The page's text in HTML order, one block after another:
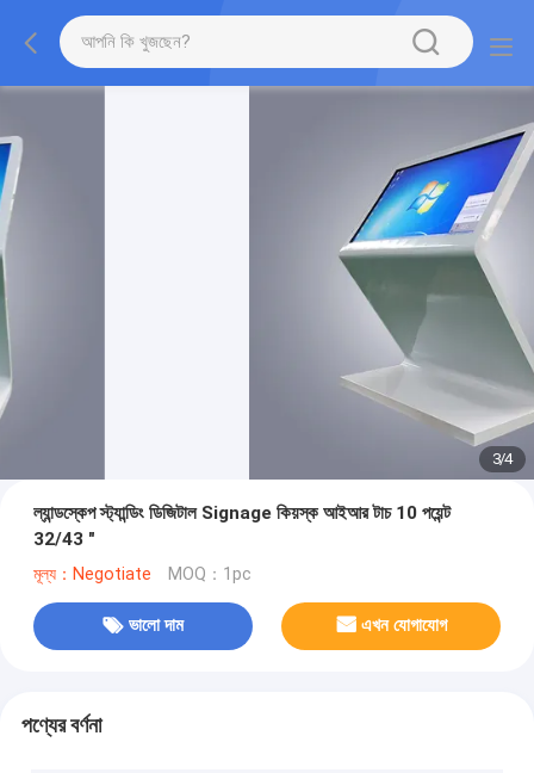
3/4
ল্যান্ডস্কেপ স্ট্যান্ডিং ডিজিটাল Signage কিয়স্ক আইআর টাচ 10 পয়েন্ট
32/43 "
মূল্য：Negotiate MOQ：1pc
ভালো দাম এখন যোগাযোগ
পণ্যের বর্ণনা